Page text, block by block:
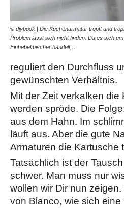
© diybook | Die Küchenarmatur tropft und
Problem lässt sich nicht finden. Da es sich
Einhebelmischer handelt,…
reguliert den Durchfluss
gewünschten Verhältnis.
Mit der Zeit verkalken
werden spröde. Die
aus dem Hahn. Im
läuft aus. Aber die gute
Armaturen die Kartusche
Tatsächlich ist der
schwer. Man muss nur
wollen wir Dir nun
von Blanco, wie sich